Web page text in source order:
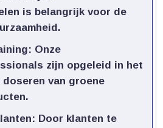
is belangrijk voor de
: Onze
zijn opgeleid in het
van groene
: Door klanten te